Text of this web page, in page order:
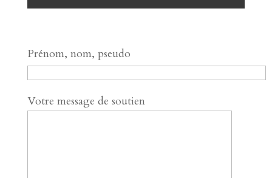
Prénom, nom, pseudo
Votre message de soutien